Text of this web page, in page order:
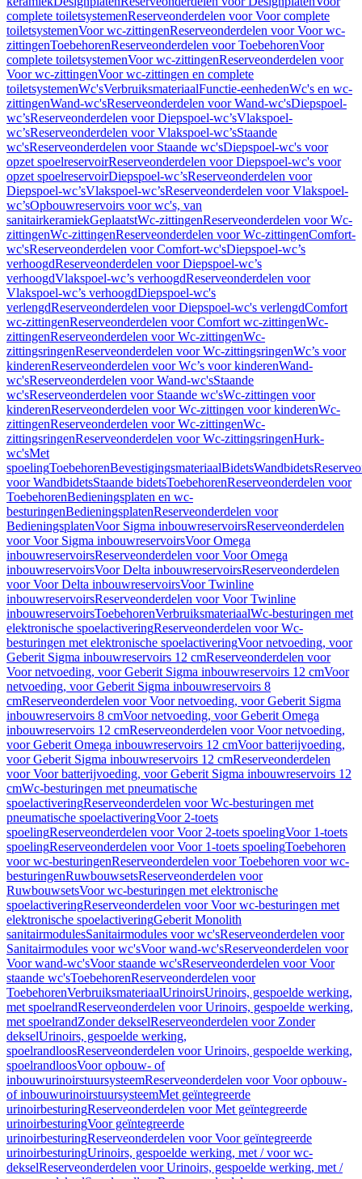
complete toiletsystemenReserveonderdelen voor Voor complete
toiletsystemenVoor wc-zittingenReserveonderdelen voor Voor wc-
zittingenToebehorenReserveonderdelen voor ToebehorenVoor
complete toiletsystemenVoor wc-zittingenReserveonderdelen voor
Voor wc-zittingenVoor wc-zittingen en complete
toiletsystemenWc'sVerbruiksmateriaalFunctie-eenhedenWc's en wc-
zittingenWand-wc'sReserveonderdelen voor Wand-wc'sDiepspoel-
wc’sReserveonderdelen voor Diepspoel-wc’sVlakspoel-
wc’sReserveonderdelen voor Vlakspoel-wc’sStaande
wc'sReserveonderdelen voor Staande wc'sDiepspoel-wc's voor
opzet spoelreservoirReserveonderdelen voor Diepspoel-wc's voor
opzet spoelreservoirDiepspoel-wc’sReserveonderdelen voor
Diepspoel-wc’sVlakspoel-wc’sReserveonderdelen voor Vlakspoel-
wc’sOpbouwreservoirs voor wc's, van
sanitairkeramiekGeplaatstWc-zittingenReserveonderdelen voor Wc-
zittingenWc-zittingenReserveonderdelen voor Wc-zittingenComfort-
wc'sReserveonderdelen voor Comfort-wc'sDiepspoel-wc’s
verhoogdReserveonderdelen voor Diepspoel-wc’s
verhoogdVlakspoel-wc’s verhoogdReserveonderdelen voor
Vlakspoel-wc’s verhoogdDiepspoel-wc's
verlengdReserveonderdelen voor Diepspoel-wc's verlengdComfort
wc-zittingenReserveonderdelen voor Comfort wc-zittingenWc-
zittingenReserveonderdelen voor Wc-zittingenWc-
zittingsringenReserveonderdelen voor Wc-zittingsringenWc’s voor
kinderenReserveonderdelen voor Wc’s voor kinderenWand-
wc'sReserveonderdelen voor Wand-wc'sStaande
wc'sReserveonderdelen voor Staande wc'sWc-zittingen voor
kinderenReserveonderdelen voor Wc-zittingen voor kinderenWc-
zittingenReserveonderdelen voor Wc-zittingenWc-
zittingsringenReserveonderdelen voor Wc-zittingsringenHurk-
wc'sMet
spoelingToebehorenBevestigingsmateriaalBidetsWandbidets
voor WandbidetsStaande bidetsToebehorenReserveonderdelen voor
ToebehorenBedieningsplaten en wc-
besturingenBedieningsplatenReserveonderdelen voor
BedieningsplatenVoor Sigma inbouwreservoirsReserveonderdelen
voor Voor Sigma inbouwreservoirsVoor Omega
inbouwreservoirsReserveonderdelen voor Voor Omega
inbouwreservoirsVoor Delta inbouwreservoirsReserveonderdelen
voor Voor Delta inbouwreservoirsVoor Twinline
inbouwreservoirsReserveonderdelen voor Voor Twinline
inbouwreservoirsToebehorenVerbruiksmateriaalWc-besturingen met
elektronische spoelactiveringReserveonderdelen voor Wc-
besturingen met elektronische spoelactiveringVoor netvoeding, voor
Geberit Sigma inbouwreservoirs 12 cmReserveonderdelen voor
Voor netvoeding, voor Geberit Sigma inbouwreservoirs 12 cmVoor
netvoeding, voor Geberit Sigma inbouwreservoirs 8
cmReserveonderdelen voor Voor netvoeding, voor Geberit Sigma
inbouwreservoirs 8 cmVoor netvoeding, voor Geberit Omega
inbouwreservoirs 12 cmReserveonderdelen voor Voor netvoeding,
voor Geberit Omega inbouwreservoirs 12 cmVoor batterijvoeding,
voor Geberit Sigma inbouwreservoirs 12 cmReserveonderdelen
voor Voor batterijvoeding, voor Geberit Sigma inbouwreservoirs 12
cmWc-besturingen met pneumatische
spoelactiveringReserveonderdelen voor Wc-besturingen met
pneumatische spoelactiveringVoor 2-toets
spoelingReserveonderdelen voor Voor 2-toets spoelingVoor 1-toets
spoelingReserveonderdelen voor Voor 1-toets spoelingToebehoren
voor wc-besturingenReserveonderdelen voor Toebehoren voor wc-
besturingenRuwbouwsetsReserveonderdelen voor
RuwbouwsetsVoor wc-besturingen met elektronische
spoelactiveringReserveonderdelen voor Voor wc-besturingen met
elektronische spoelactiveringGeberit Monolith
sanitairmodulesSanitairmodules voor wc'sReserveonderdelen voor
Sanitairmodules voor wc'sVoor wand-wc'sReserveonderdelen voor
Voor wand-wc'sVoor staande wc'sReserveonderdelen voor Voor
staande wc'sToebehorenReserveonderdelen voor
ToebehorenVerbruiksmateriaalUrinoirsUrinoirs, gespoelde werking,
met spoelrandReserveonderdelen voor Urinoirs, gespoelde werking,
met spoelrandZonder dekselReserveonderdelen voor Zonder
dekselUrinoirs, gespoelde werking,
spoelrandloosReserveonderdelen voor Urinoirs, gespoelde werking,
spoelrandloosVoor opbouw- of
inbouwurinoirstuursysteemReserveonderdelen voor Voor opbouw-
of inbouwurinoirstuursysteemMet geïntegreerde
urinoirbesturingReserveonderdelen voor Met geïntegreerde
urinoirbesturingVoor geïntegreerde
urinoirbesturingReserveonderdelen voor Voor geïntegreerde
urinoirbesturingUrinoirs, gespoelde werking, met / voor wc-
dekselReserveonderdelen voor Urinoirs, gespoelde werking, met /